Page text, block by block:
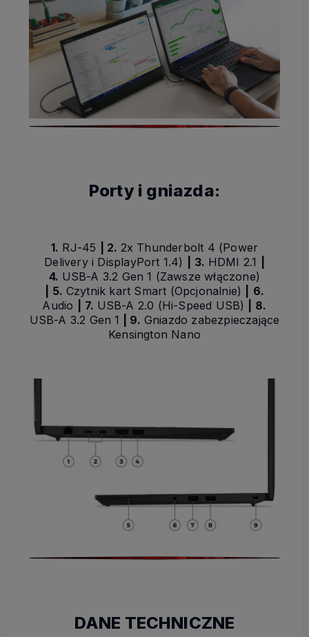
Porty i gniazda:
1. RJ-45 2. 2x Thunderbolt 4 (Power
Delivery i DisplayPort 1.4)
3. HDMI 2.1
4. USB-A 3.2 Gen 1 (Zawsze włączone)
5. Czytnik kart Smart (Opcjonalnie)
6.
Audio
7. USB-A 2.0 (Hi-Speed USB)
8.
USB-A 3.2 Gen 1
| 9. Gniazdo zabezpieczające
Kensington Nano
DANE TECHNICZNE